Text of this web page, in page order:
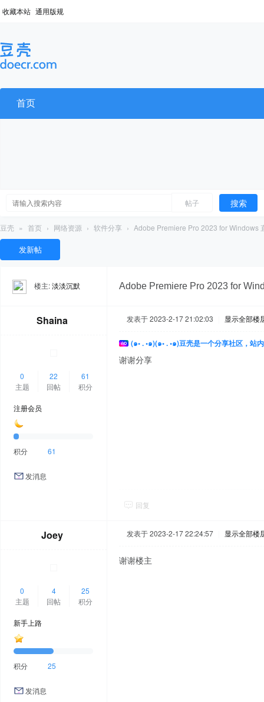
收藏本站 通用版规
首页
帖子 搜索
豆壳 » 首页 › 网络资源 › 软件分享 › Adobe Premiere Pro 2023 for Windows
发新帖
楼主:淡淡沉默 Adobe Premiere Pro 2023 for
Shaina
0
主题
22
回帖
61
积分
注册会员
积分 61
发消息
发表于 2023-2-17 21:02:03 显示全部楼
(๑• . •๑)(๑• . •๑)豆壳是一个分享社区，站
谢谢分享
回复
Joey
0
主题
4
回帖
25
积分
新手上路
积分 25
发消息
发表于 2023-2-17 22:24:57 显示全部楼
谢谢楼主